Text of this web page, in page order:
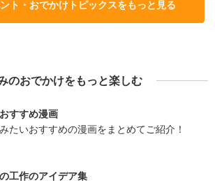
ト・おでかけトピックスをもっと見る
のおでかけをもっと楽しむ
すすめ漫画
たいおすすめの漫画をまとめてご紹介！
工作のアイデア集